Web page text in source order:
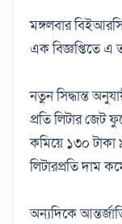
মঙ্গলবার
এক বিজ্ঞপ্তিতে এ
নতুন সিদ্ধান্ত
প্রতি লিটার জেট
কমিয়ে ১৩০ টাকা
লিটারপ্রতি দাম
অন্যদিকে